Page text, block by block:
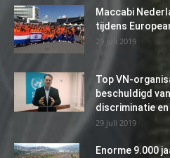
Maccabi
tijdens
29 juli 2019
Top VN-
beschuldigd
discriminatie
29 juli 2019
Enorme 9.000